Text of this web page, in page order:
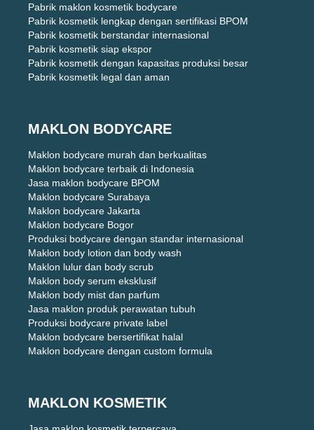
Pabrik maklon kosmetik bodycare
Pabrik kosmetik lengkap dengan sertifikasi BPOM
Pabrik kosmetik berstandar internasional
Pabrik kosmetik siap ekspor
Pabrik kosmetik dengan kapasitas produksi besar
Pabrik kosmetik legal dan aman
MAKLON BODYCARE
Maklon bodycare murah dan berkualitas
Maklon bodycare terbaik di Indonesia
Jasa maklon bodycare BPOM
Maklon bodycare Surabaya
Maklon bodycare Jakarta
Maklon bodycare Bogor
Produksi bodycare dengan standar internasional
Maklon body lotion dan body wash
Maklon lulur dan body scrub
Maklon body serum eksklusif
Maklon body mist dan parfum
Jasa maklon produk perawatan tubuh
Produksi bodycare private label
Maklon bodycare bersertifikat halal
Maklon bodycare dengan custom formula
MAKLON KOSMETIK